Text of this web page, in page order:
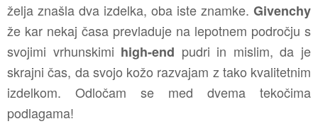
želja znašla dva izdelka, oba iste znamke. Givenchy
že kar nekaj časa prevladuje na lepotnem področju s
svojimi vrhunskimi high-end pudri in mislim, da je
skrajni čas, da svojo kožo razvajam z tako kvalitetnim
izdelkom. Odločam se med dvema tekočima
podlagama!